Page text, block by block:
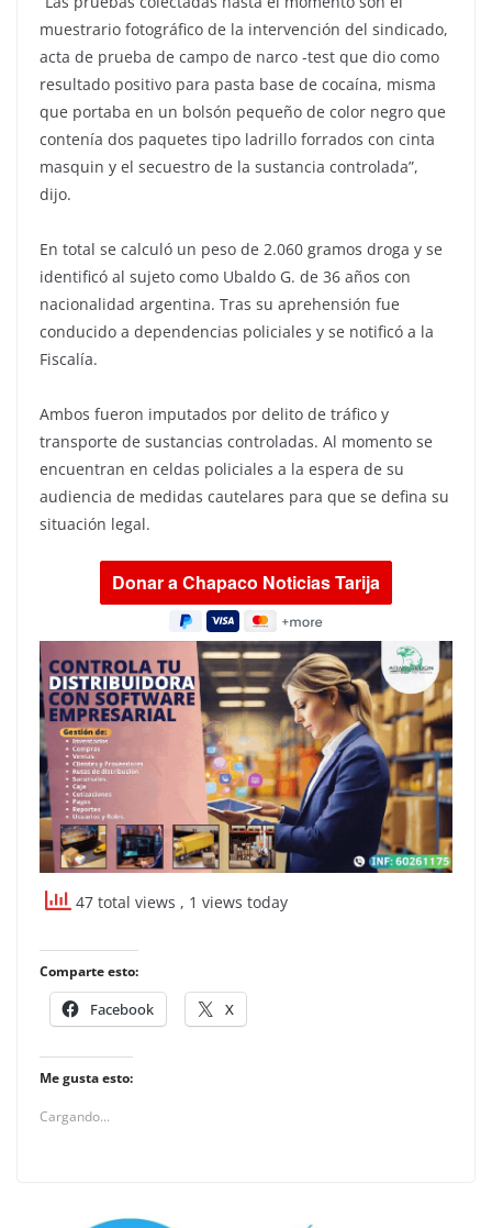
muestrario fotográfico de la intervención del sindicado,
acta de prueba de campo de narco -test que dio como
resultado positivo para pasta base de cocaína, misma
que portaba en un bolsón pequeño de color negro que
contenía dos paquetes tipo ladrillo forrados con cinta
masquin y el secuestro de la sustancia controlada”,
dijo.
En total se calculó un peso de 2.060 gramos droga y se
identificó al sujeto como Ubaldo G. de 36 años con
nacionalidad argentina. Tras su aprehensión fue
conducido a dependencias policiales y se notificó a la
Fiscalía.
Ambos fueron imputados por delito de tráfico y
transporte de sustancias controladas. Al momento se
encuentran en celdas policiales a la espera de su
audiencia de medidas cautelares para que se defina su
situación legal.
47 total views , 1 views today
Comparte esto:
Facebook X
Me gusta esto:
Cargando...